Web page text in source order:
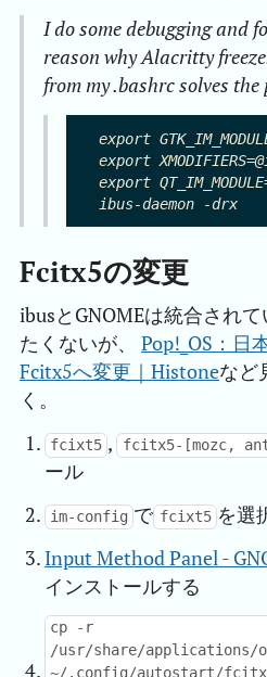
I do some debugging and
reason why Alacritty
from my .bashrc solves the
export
export
export
Fcitx5の変更
ibusとGNOMEは統合され
たくないが、 Pop!_OS：日
Fcitx5へ変更｜Histoneなど
く。
fcixt5 , fcitx5-[mozc,
ール
im-config で fcixt5 を選
Input Method Panel -
インストールする
cp -r
/usr/share/
~/.config/autostart/